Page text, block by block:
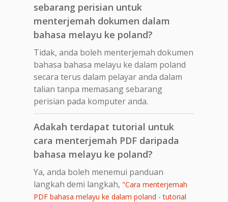
sebarang perisian untuk
menterjemah dokumen dalam
bahasa melayu ke poland?
Tidak, anda boleh menterjemah dokumen
bahasa bahasa melayu ke dalam poland
secara terus dalam pelayar anda dalam
talian tanpa memasang sebarang
perisian pada komputer anda.
Adakah terdapat tutorial untuk
cara menterjemah PDF daripada
bahasa melayu ke poland?
Ya, anda boleh menemui panduan
langkah demi langkah, "Cara menterjemah
PDF bahasa melayu ke dalam poland - tutorial